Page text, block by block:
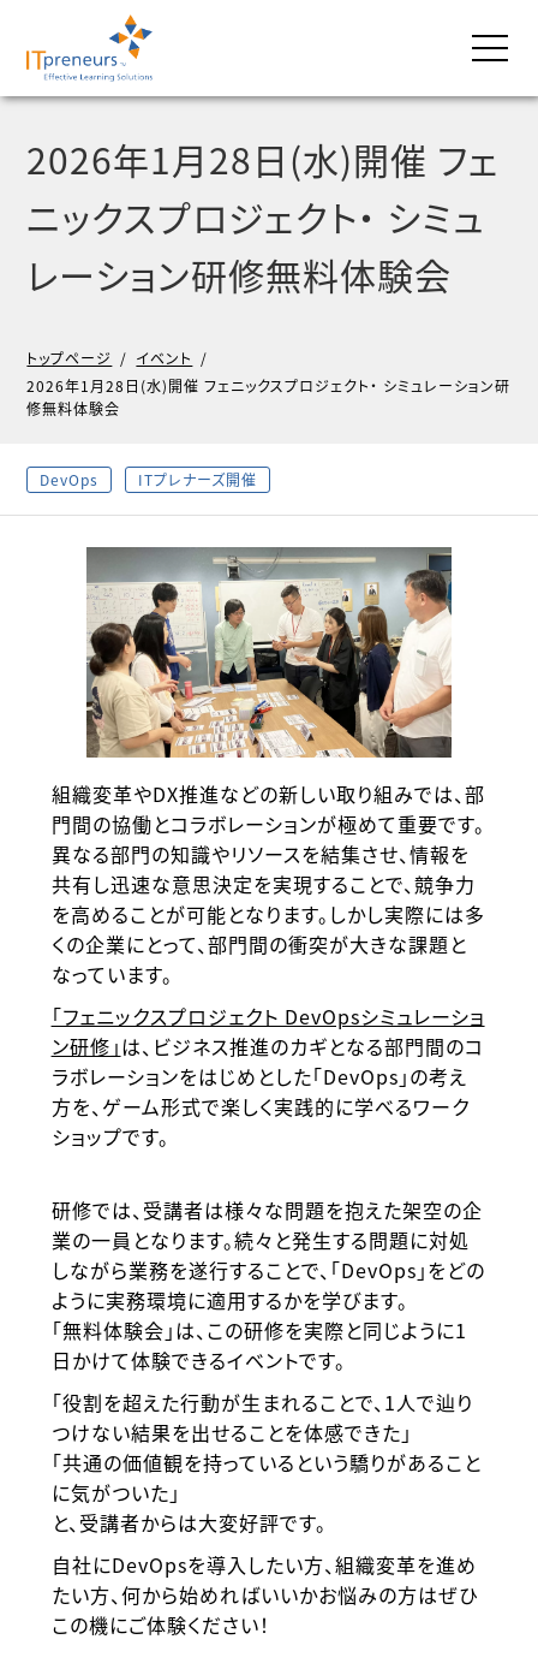
2026年1月28日(水)開催 フェ
ニックスプロジェクト・ シミュ
レーション研修無料体験会
トップページ / イベント /
2026年1月28日(水)開催 フェニックスプロジェクト・ シミュレーション研
修無料体験会
DevOps ITプレナーズ開催
組織変革やDX推進などの新しい取り組みでは、部
門間の協働とコラボレーションが極めて重要です。
異なる部門の知識やリソースを結集させ、情報を
共有し迅速な意思決定を実現することで、競争力
を高めることが可能となります。しかし実際には多
くの企業にとって、部門間の衝突が大きな課題と
なっています。
「フェニックスプロジェクト DevOpsシミュレーショ
ン研修」は、ビジネス推進のカギとなる部門間のコ
ラボレーションをはじめとした「DevOps」の考え
方を、ゲーム形式で楽しく実践的に学べるワーク
ショップです。
研修では、受講者は様々な問題を抱えた架空の企
業の一員となります。続々と発生する問題に対処
しながら業務を遂行することで、「DevOps」をどの
ように実務環境に適用するかを学びます。
「無料体験会」は、この研修を実際と同じように1
日かけて体験できるイベントです。
「役割を超えた行動が生まれることで、1人で辿り
つけない結果を出せることを体感できた」
「共通の価値観を持っているという驕りがあること
に気がついた」
と、受講者からは大変好評です。
自社にDevOpsを導入したい方、組織変革を進め
たい方、何から始めればいいかお悩みの方はぜひ
この機にご体験ください！